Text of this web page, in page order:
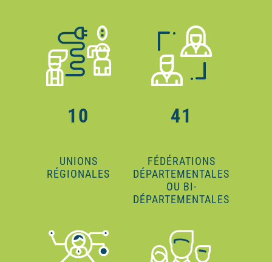
10
UNIONS
RÉGIONALES
41
FÉDÉRATIONS
DÉPARTEMENTALES
OU BI-
DÉPARTEMENTALES